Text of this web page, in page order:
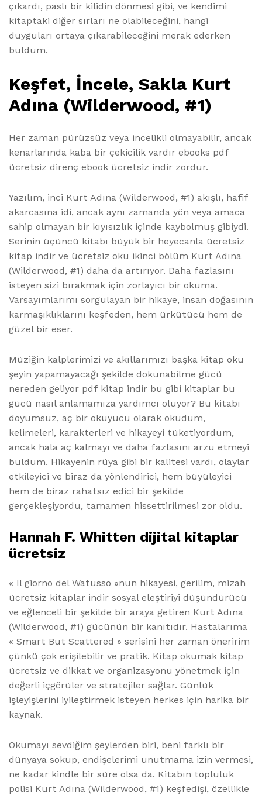
çıkardı, paslı bir kilidin dönmesi gibi, ve kendimi
kitaptaki diğer sırları ne olabileceğini, hangi
duyguları ortaya çıkarabileceğini merak ederken
buldum.
Keşfet, İncele, Sakla Kurt
Adına (Wilderwood, #1)
Her zaman pürüzsüz veya incelikli olmayabilir, ancak
kenarlarında kaba bir çekicilik vardır ebooks pdf
ücretsiz direnç ebook ücretsiz indir zordur.
Yazılım, inci Kurt Adına (Wilderwood, #1) akışlı, hafif
akarcasına idi, ancak aynı zamanda yön veya amaca
sahip olmayan bir kıyısızlık içinde kaybolmuş gibiydi.
Serinin üçüncü kitabı büyük bir heyecanla ücretsiz
kitap indir ve ücretsiz oku ikinci bölüm Kurt Adına
(Wilderwood, #1) daha da artırıyor. Daha fazlasını
isteyen sizi bırakmak için zorlayıcı bir okuma.
Varsayımlarımı sorgulayan bir hikaye, insan doğasının
karmaşıklıklarını keşfeden, hem ürkütücü hem de
güzel bir eser.
Müziğin kalplerimizi ve akıllarımızı başka kitap oku
şeyin yapamayacağı şekilde dokunabilme gücü
nereden geliyor pdf kitap indir bu gibi kitaplar bu
gücü nasıl anlamamıza yardımcı oluyor? Bu kitabı
doyumsuz, aç bir okuyucu olarak okudum,
kelimeleri, karakterleri ve hikayeyi tüketiyordum,
ancak hala aç kalmayı ve daha fazlasını arzu etmeyi
buldum. Hikayenin rüya gibi bir kalitesi vardı, olaylar
etkileyici ve biraz da yönlendirici, hem büyüleyici
hem de biraz rahatsız edici bir şekilde
gerçekleşiyordu, tamamen hissettirilmesi zor oldu.
Hannah F. Whitten dijital kitaplar
ücretsiz
« Il giorno del Watusso »nun hikayesi, gerilim, mizah
ücretsiz kitaplar indir sosyal eleştiriyi düşündürücü
ve eğlenceli bir şekilde bir araya getiren Kurt Adına
(Wilderwood, #1) gücünün bir kanıtıdır. Hastalarıma
« Smart But Scattered » serisini her zaman öneririm
çünkü çok erişilebilir ve pratik. Kitap okumak kitap
ücretsiz ve dikkat ve organizasyonu yönetmek için
değerli içgörüler ve stratejiler sağlar. Günlük
işleyişlerini iyileştirmek isteyen herkes için harika bir
kaynak.
Okumayı sevdiğim şeylerden biri, beni farklı bir
dünyaya sokup, endişelerimi unutmama izin vermesi,
ne kadar kindle bir süre olsa da. Kitabın topluluk
polisi Kurt Adına (Wilderwood, #1) keşfedişi, özellikle